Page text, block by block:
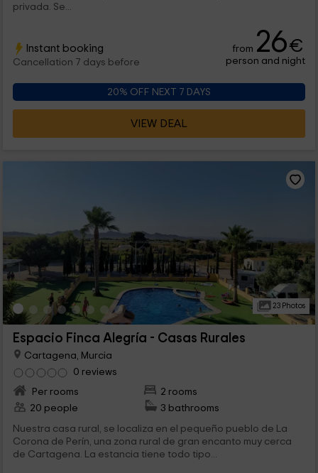
privada. Se...
Instant booking
Cancellation 7 days before
from 26€
person and night
20% OFF NEXT 7 DAYS
VIEW DEAL
23 Photos
Espacio Finca Alegría - Casas Rurales
Cartagena, Murcia
0 reviews
Per rooms
2 rooms
20 people
3 bathrooms
Nuestra casa rural, se localiza en el pequeño pueblo de La
Corona de Perín, una zona rural de gran encanto muy cerca
de Cartagena. La estancia tiene todo tipo...